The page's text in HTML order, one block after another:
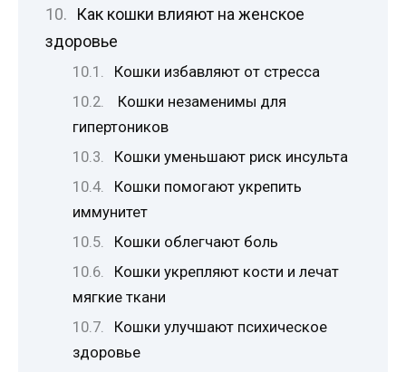
Как кошки влияют на женское
здоровье
Кошки избавляют от стресса
Кошки незаменимы для
гипертоников
Кошки уменьшают риск инсульта
Кошки помогают укрепить
иммунитет
Кошки облегчают боль
Кошки укрепляют кости и лечат
мягкие ткани
Кошки улучшают психическое
здоровье